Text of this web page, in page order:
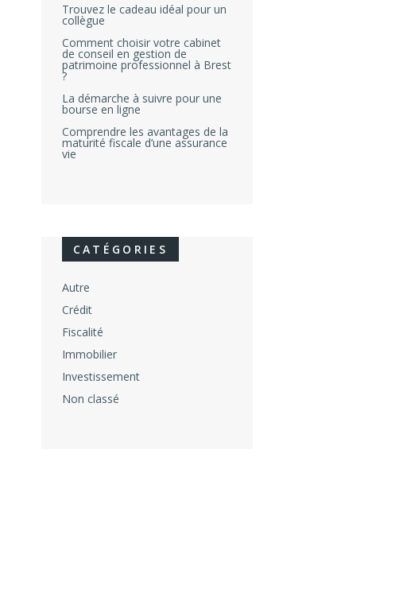
Trouvez le cadeau idéal pour un
collègue
Comment choisir votre cabinet
de conseil en gestion de
patrimoine professionnel à Brest
?
La démarche à suivre pour une
bourse en ligne
Comprendre les avantages de la
maturité fiscale d’une assurance
vie
CATÉGORIES
Autre
Crédit
Fiscalité
Immobilier
Investissement
Non classé